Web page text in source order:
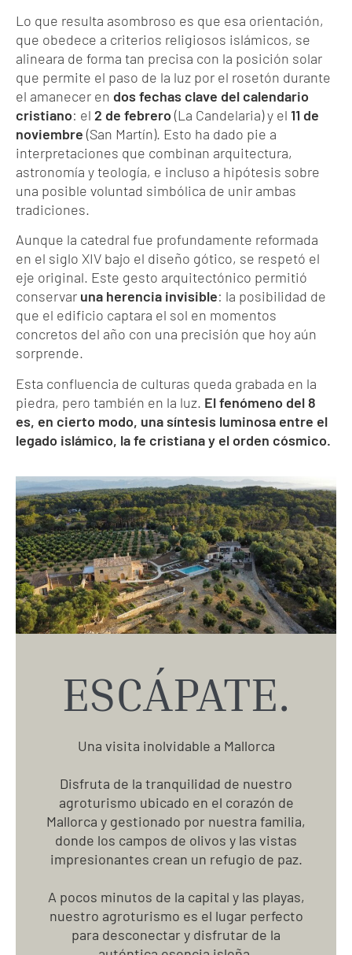
Lo que resulta asombroso es que esa orientación,
que obedece a criterios religiosos islámicos, se
alineara de forma tan precisa con la posición solar
que permite el paso de la luz por el rosetón durante
el amanecer en dos fechas clave del calendario
cristiano: el 2 de febrero(La Candelaria) y el 11 de
noviembre (San Martín). Esto ha dado pie a
interpretaciones que combinan arquitectura,
astronomía y teología, e incluso a hipótesis sobre
una posible voluntad simbólica de unir ambas
tradiciones.
Aunque la catedral fue profundamente reformada
en el siglo XIV bajo el diseño gótico, se respetó el
eje original. Este gesto arquitectónico permitió
conservar una herencia invisible: la posibilidad de
que el edificio captara el sol en momentos
concretos del año con una precisión que hoy aún
sorprende.
Esta confluencia de culturas queda grabada en la
piedra, pero también en la luz. El fenómeno del 8
es, en cierto modo, una síntesis luminosa entre el
legado islámico, la fe cristiana y el orden cósmico.
ESCÁPATE.
Una visita inolvidable a Mallorca
Disfruta de la tranquilidad de nuestro
agroturismo ubicado en el corazón de
Mallorca y gestionado por nuestra familia,
donde los campos de olivos y las vistas
impresionantes crean un refugio de paz.
A pocos minutos de la capital y las playas,
nuestro agroturismo es el lugar perfecto
para desconectar y disfrutar de la